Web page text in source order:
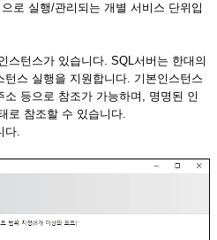
로 실행/관리되는 개별 서비스 단위입
스턴스가 있습니다. SQL서버는 한대의
스 실행을 지원합니다. 기본인스턴스
등으로 참조가 가능하며, 명명된 인
로 참조할 수 있습니다.
다.